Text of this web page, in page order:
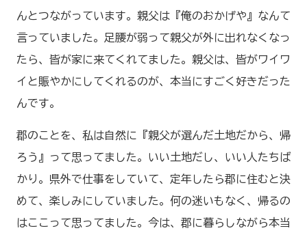
んとつながっています。親父は『俺のおかげや』なんて
言っていました。足腰が弱って親父が外に出れなくなっ
たら、皆が家に来てくれてました。親父は、皆がワイワ
イと賑やかにしてくれるのが、本当にすごく好きだった
んです。
郡のことを、私は自然に『親父が選んだ土地だから、帰
ろう』って思ってました。いい土地だし、いい人たちば
かり。県外で仕事をしていて、定年したら郡に住むと決
めて、楽しみにしていました。何の迷いもなく、帰るの
はここって思ってました。今は、郡に暮らしながら本当